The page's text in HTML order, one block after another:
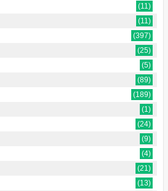
(11)
(11)
(397)
(25)
(5)
(89)
(189)
(1)
(24)
(9)
(4)
(21)
(13)